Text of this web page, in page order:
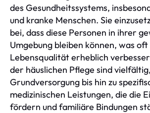
des Gesundheitssystems,
und kranke Menschen. Sie
bei, dass diese Personen in ihrer
Umgebung bleiben können, was
Lebensqualität erheblich
der häuslichen Pflege sind
Grundversorgung bis hin zu
medizinischen Leistungen, die die
fördern und familiäre Bindungen